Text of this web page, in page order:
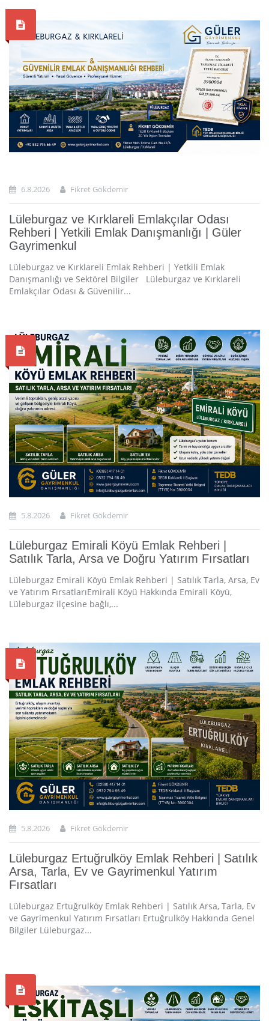
6.8.2026 Fikret Gökdemir
Lüleburgaz ve Kırklareli Emlakçılar Odası
Rehberi | Yetkili Emlak Danışmanlığı | Güler
Gayrimenkul
Lüleburgaz ve Kırklareli Emlak Rehberi | Yetkili Emlak
Danışmanlığı ve Sektörel Bilgiler Lüleburgaz ve Kırklareli
Emlakçılar Odası & Güvenilir...
5.8.2026 Fikret Gökdemir
Lüleburgaz Emirali Köyü Emlak Rehberi |
Satılık Tarla, Arsa ve Doğru Yatırım Fırsatları
Lüleburgaz Emirali Köyü Emlak Rehberi | Satılık Tarla, Arsa, Ev
ve Yatırım FırsatlarıEmirali Köyü Hakkında Emirali Köyü,
Lüleburgaz ilçesine bağlı,...
5.8.2026 Fikret Gökdemir
Lüleburgaz Ertuğrulköy Emlak Rehberi | Satılık
Arsa, Tarla, Ev ve Gayrimenkul Yatırım
Fırsatları
Lüleburgaz Ertuğrulköy Emlak Rehberi | Satılık Arsa, Tarla, Ev
ve Gayrimenkul Yatırım Fırsatları Ertuğrulköy Hakkında Genel
Bilgiler Lüleburgaz...